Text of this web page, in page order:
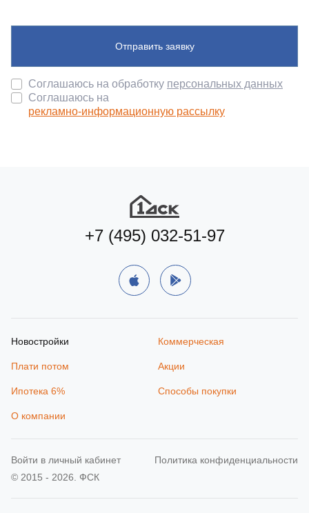
Отправить заявку
Соглашаюсь на обработку персональных данных
Соглашаюсь на
рекламно-информационную рассылку
+7 (495) 032-51-97
Новостройки Коммерческая
Плати потом Акции
Ипотека 6% Способы покупки
О компании
© 2015 - 2026. ФСК
Политика конфиденциальности
Войти в личный кабинет